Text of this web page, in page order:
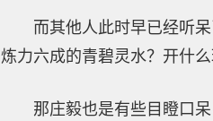
而其他人此时早已经听
炼力六成的青碧灵水？开什
那庄毅也是有些目瞪口